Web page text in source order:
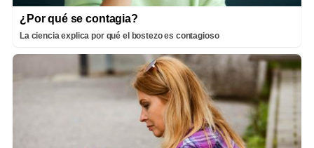
¿Por qué se contagia?
La ciencia explica por qué el bostezo es contagioso